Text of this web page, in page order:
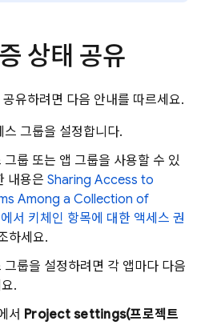
상태 공유
유하려면 다음 안내를 따르세요.
스 그룹을 설정합니다.
그룹 또는 앱 그룹을 사용할 수 있
내용은 Sharing Access to
Among a Collection of
서 키체인 항목에 대한 액세스 권
하세요.
그룹을 설정하려면 각 앱마다 다음
.
서 Project settings(프로젝트